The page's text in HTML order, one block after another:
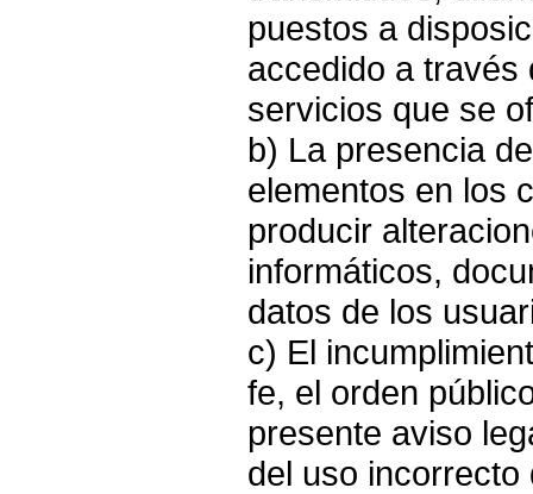
puestos a
accedido a través
servicios que se
b) La presencia
elementos en los
producir
informáticos,
datos de los
c) El
fe, el orden
presente aviso
del uso incorrecto